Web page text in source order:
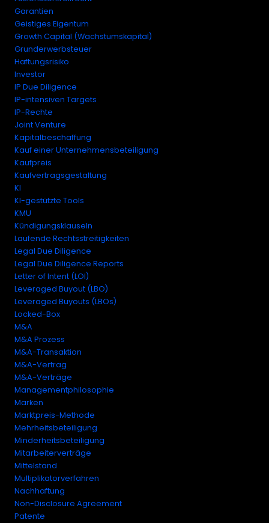
Garantien
Geistiges Eigentum
Growth Capital (Wachstumskapital)
Grunderwerbsteuer
Haftungsrisiko
Investor
IP Due Diligence
IP-intensiven Targets
IP-Rechte
Joint Venture
Kapitalbeschaffung
Kauf einer Unternehmensbeteiligung
Kaufpreis
Kaufvertragsgestaltung
KI
KI-gestützte Tools
KMU
Kündigungsklauseln
Laufende Rechtsstreitigkeiten
Legal Due Diligence
Legal Due Diligence Reports
Letter of Intent (LOI)
Leveraged Buyout (LBO)
Leveraged Buyouts (LBOs)
Locked-Box
M&A
M&A Prozess
M&A-Transaktion
M&A-Vertrag
M&A-Verträge
Managementphilosophie
Marken
Marktpreis-Methode
Mehrheitsbeteiligung
Minderheitsbeteiligung
Mitarbeiterverträge
Mittelstand
Multiplikatorverfahren
Nachhaftung
Non-Disclosure Agreement
Patente